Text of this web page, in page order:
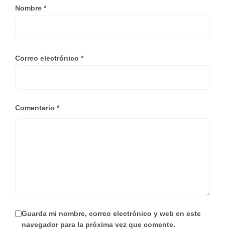
Nombre *
Correo electrónico *
Comentario *
Guarda mi nombre, correo electrónico y web en este
navegador para la próxima vez que comente.